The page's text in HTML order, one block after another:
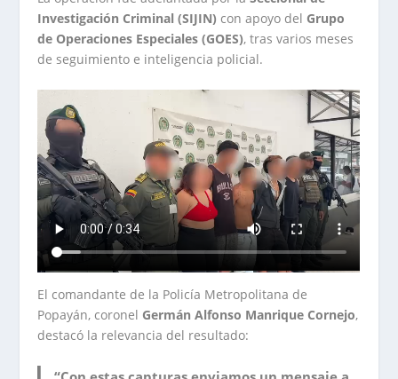
Investigación Criminal (SIJIN) con apoyo del Grupo
de Operaciones Especiales (GOES), tras varios meses
de seguimiento e inteligencia policial.
El comandante de la Policía Metropolitana de
Popayán, coronel Germán Alfonso Manrique Cornejo,
destacó la relevancia del resultado: